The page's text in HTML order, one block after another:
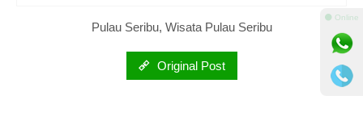
Pulau Seribu, Wisata Pulau Seribu
Original Post
⚫ Online